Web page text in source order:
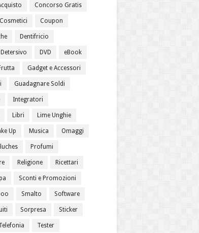
Concorso Gratis
Cosmetici Coupon
Dentifricio
Detersivo DVD eBook
Gadget e Accessori
Guadagnare Soldi
Integratori
Libri Lime Unghie
Up Musica Omaggi
Profumi
Religione Ricettari
Sconti e Promozioni
Smalto Software
Sorpresa Sticker
Tester